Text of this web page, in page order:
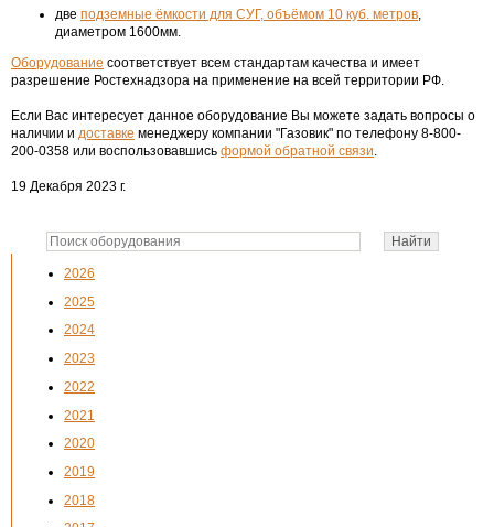
2026
2025
2024
2023
2022
2021
2020
2019
2018
две подземные ёмкости для СУГ, объёмом 10 куб. метров
диаметром 1600мм.
Оборудование соответствует всем стандартам качества и имеет
разрешение Ростехнадзора на применение на всей территории РФ.
Если Вас интересует данное оборудование Вы можете задать вопросы о
наличии и доставке менеджеру компании "Газовик" по телефону 8-800-
200-0358 или воспользовавшись формой обратной связи.
19 Декабря 2023 г.